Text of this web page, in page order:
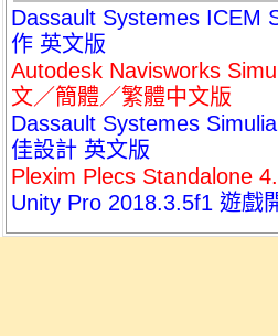
Dassault Systemes ICEM
作 英文版
Autodesk Navisworks
文／簡體／繁體中文版
Dassault Systemes
佳設計 英文版
Plexim Plecs Standalone
Unity Pro 2018.3.5f1 遊戲